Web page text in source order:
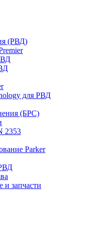
(РВД)
для РВД
(БРС)
2353
Parker
и запчасти